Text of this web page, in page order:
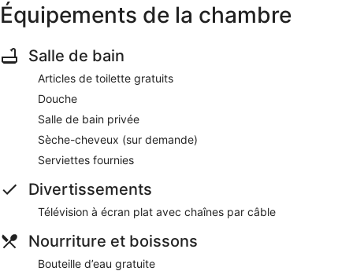
Équipements de la chambre
Salle de bain
Articles de toilette gratuits
Douche
Salle de bain privée
Sèche-cheveux (sur demande)
Serviettes fournies
Divertissements
Télévision à écran plat avec chaînes par câble
Nourriture et boissons
Bouteille d’eau gratuite